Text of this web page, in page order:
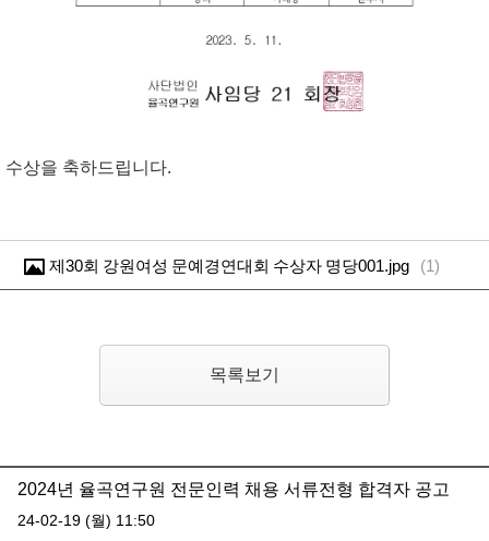
수상을 축하드립니다.
제30회 강원여성 문예경연대회 수상자 명당001.jpg (1)
목록보기
2024년 율곡연구원 전문인력 채용 서류전형 합격자 공고
24-02-19 (월) 11:50